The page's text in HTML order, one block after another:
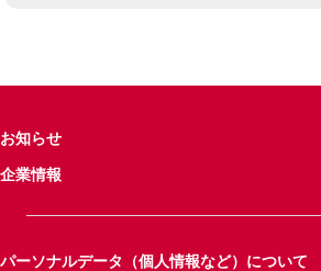
お知らせ
企業情報
パーソナルデータ（個人情報など）について